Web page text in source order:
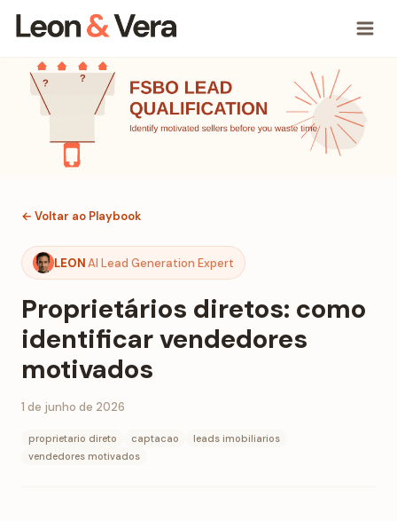
← Voltar ao Playbook
LEONAI Lead Generation Expert
Proprietários diretos: como
identificar vendedores
motivados
1 de junho de 2026
proprietario direto captacao
leads imobiliarios
vendedores motivados